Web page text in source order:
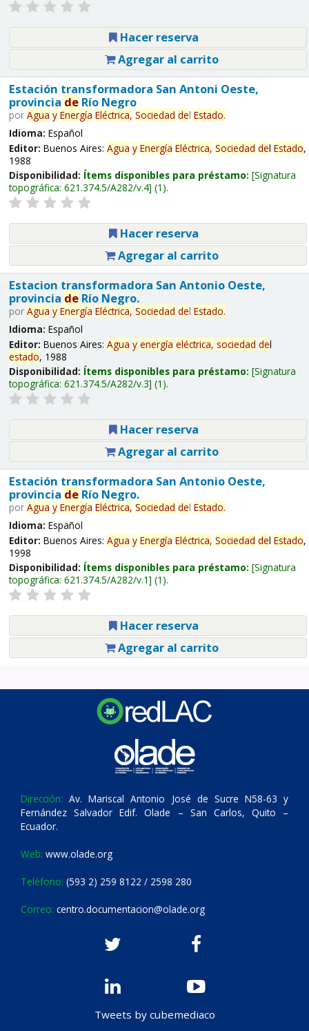
Hacer reserva
Agregar al carrito
Estación transformadora San Antoni Oeste,
provincia deRío Negro
por Agua y Energía Eléctrica, Sociedad del Estado.
Idioma: Español
Editor: Buenos Aires: Agua y Energía Eléctrica, Sociedad del Estado,
1988
Disponibilidad: Ítems disponibles para préstamo: Signatura
topográfica: 621.374.5/A282/v.4 (1).
Hacer reserva
Agregar al carrito
Estacion transformadora San Antonio Oeste,
provincia deRío Negro.
por Agua y Energía Eléctrica, Sociedad del Estado.
Idioma: Español
Editor: Buenos Aires: Agua y energía eléctrica, sociedad del
estado, 1988
Disponibilidad: Ítems disponibles para préstamo: Signatura
topográfica: 621.374.5/A282/v.3 (1).
Hacer reserva
Agregar al carrito
Estación transformadora San Antonio Oeste,
provincia deRío Negro.
por Agua y Energía Eléctrica, Sociedad del Estado.
Idioma: Español
Editor: Buenos Aires: Agua y Energía Eléctrica, Sociedad del Estado,
1998
Disponibilidad: Ítems disponibles para préstamo: Signatura
topográfica: 621.374.5/A282/v.1 (1).
Hacer reserva
Agregar al carrito
Dirección: Av. Mariscal Antonio José de Sucre N58-63 y
Fernández Salvador Edif. Olade – San Carlos, Quito –
Ecuador.
Web: www.olade.org
Teléfono: (593 2) 259 8122 / 2598 280
Correo: centro.documentacion@olade.org
Tweets by cubemediaco